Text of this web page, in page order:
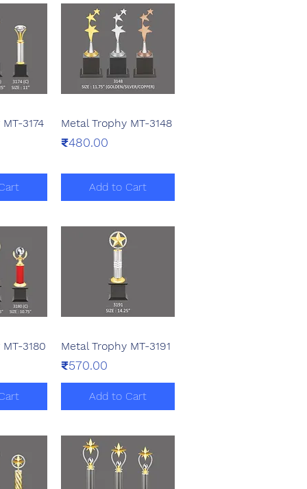
3174 Quick View
Metal Trophy MT-3148
Price
₹480.00
Add to Cart
3180 Quick View
Metal Trophy MT-3191
Price
₹570.00
Add to Cart